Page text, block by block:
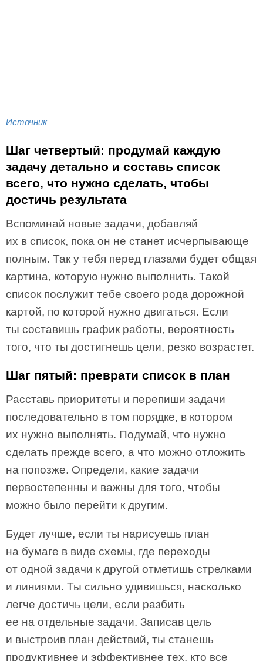
Источник
Шаг четвертый: продумай каждую
задачу детально и составь список
всего, что нужно сделать, чтобы
достичь результата
Вспоминай новые задачи, добавляй
их в список, пока он не станет исчерпывающе
полным. Так у тебя перед глазами будет общая
картина, которую нужно выполнить. Такой
список послужит тебе своего рода дорожной
картой, по которой нужно двигаться. Если
ты составишь график работы, вероятность
того, что ты достигнешь цели, резко возрастет.
Шаг пятый: преврати список в план
Расставь приоритеты и перепиши задачи
последовательно в том порядке, в котором
их нужно выполнять. Подумай, что нужно
сделать прежде всего, а что можно отложить
на попозже. Определи, какие задачи
первостепенны и важны для того, чтобы
можно было перейти к другим.
Будет лучше, если ты нарисуешь план
на бумаге в виде схемы, где переходы
от одной задачи к другой отметишь стрелками
и линиями. Ты сильно удивишься, насколько
легче достичь цели, если разбить
ее на отдельные задачи. Записав цель
и выстроив план действий, ты станешь
продуктивнее и эффективнее тех, кто все